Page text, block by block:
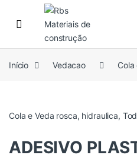
Skip to navigation
Skip to content
Início Vedacao Cola
Cola e Veda rosca, hidraulica,
ADESIVO